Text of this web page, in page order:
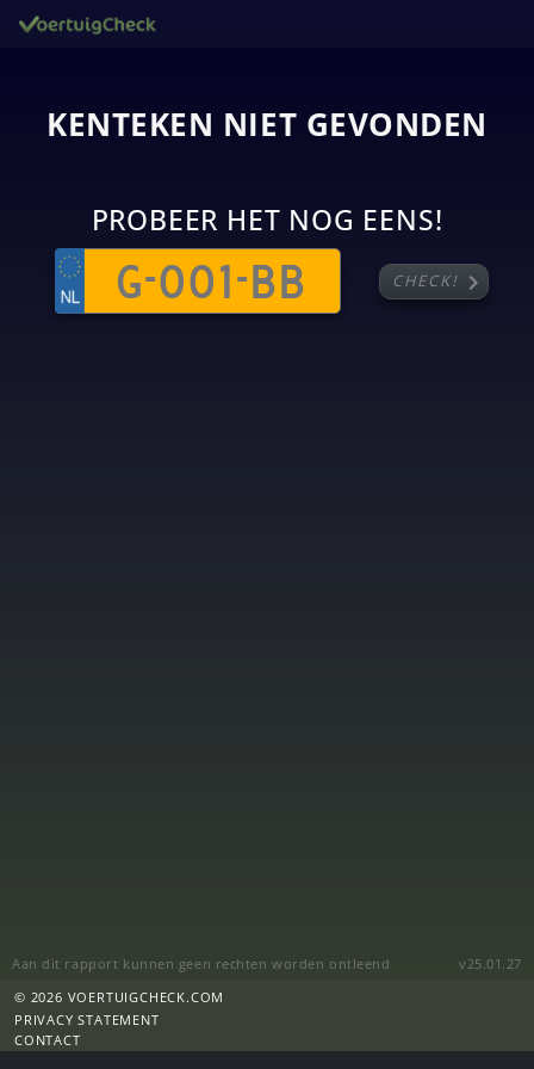
KENTEKEN NIET GEVONDEN
PROBEER HET NOG EENS!
CHECK! chevron_right
Aan dit rapport kunnen geen rechten worden ontleend
v25.01.27
© 2026 VOERTUIGCHECK.COM
PRIVACY STATEMENT
CONTACT